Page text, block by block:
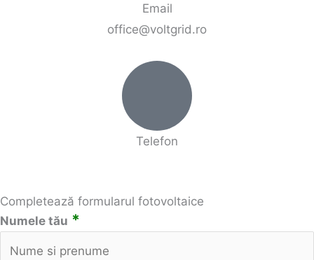
Email
office@voltgrid.ro
Telefon
Completează formularul fotovoltaice
Numele tău *